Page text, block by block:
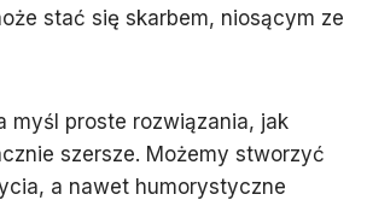
stać się skarbem, niosącym ze
myśl proste rozwiązania, jak
szersze. Możemy stworzyć
a nawet humorystyczne